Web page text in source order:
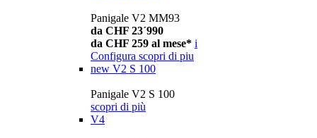
Panigale V2 MM93
da CHF 23´990
da CHF 259 al mese* i
Configura scopri di piu
new V2 S 100
Panigale V2 S 100
scopri di più
V4